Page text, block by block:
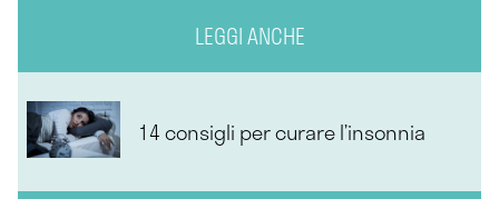
LEGGI ANCHE
14 consigli per curare l’insonnia